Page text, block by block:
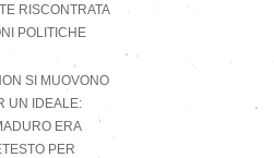
RISCONTRATA
POLITICHE
SI MUOVONO
UN IDEALE:
ERA
PER